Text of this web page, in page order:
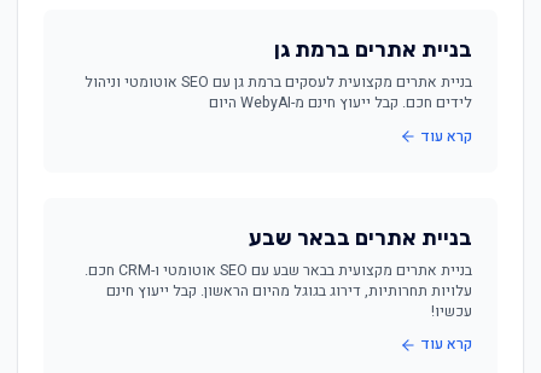
בניית אתרים ברמת גן
בניית אתרים מקצועית לעסקים ברמת גן עם SEO אוטומטי וניהול
לידים חכם. קבל ייעוץ חינם מ-WebyAI היום
קרא עוד
בניית אתרים בבאר שבע
בניית אתרים מקצועית בבאר שבע עם SEO אוטומטי ו-CRM חכם.
עלויות תחרותיות, דירוג בגוגל מהיום הראשון. קבל ייעוץ חינם
עכשיו!
קרא עוד